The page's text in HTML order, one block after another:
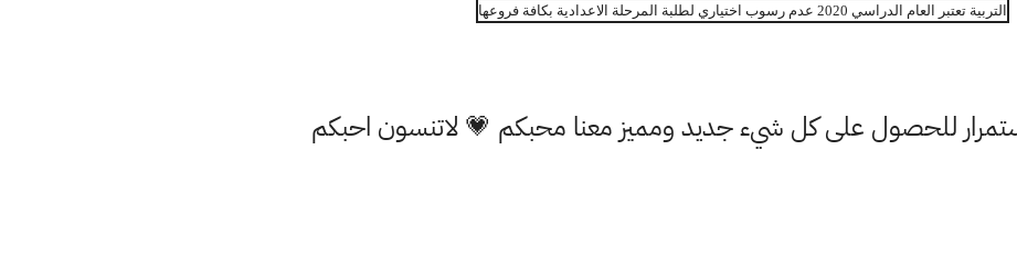
التربية تعتبر العام الدراسي 2020 عدم رسوب اختياري لطلبة المرحلة الاعدادية بكافة فروعها
باستمرار للحصول على كل شيء جديد ومميز معنا محبكم 💗 لاتنسون احبكم